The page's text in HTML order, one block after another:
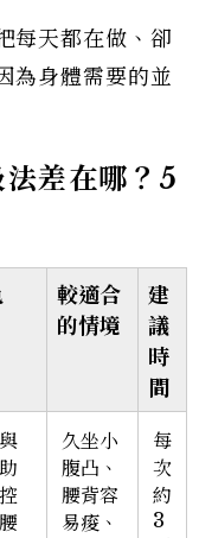
每天都在做、卻
為身體需要的並
差在哪？5
較適合
的情境
建
議
時
間
久坐小
腹凸、
腰背容
易痠、
每
次
約
3